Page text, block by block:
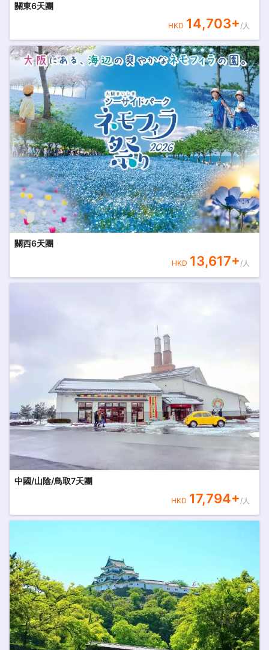
關東6天團
HKD 14,703+/人
關西6天團
HKD 13,617+/人
中國/山陰/鳥取7天團
HKD 17,794+/人